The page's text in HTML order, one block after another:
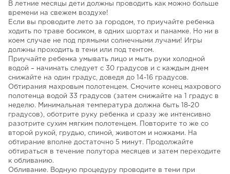
В летние месяцы дети должны проводить как можно больше
времени на свежем воздухе!
Если вы проводите лето за городом, то приучайте ребенка
ходить по траве босиком, в одних шортах и панамке. Но ни в
коем случае не под прямыми солнечными лучами! Игры
должны проходить в тени или под тентом.
Приучайте ребенка умывать лицо и мыть руки холодной
водой – начинать следует с 30 градусов и с каждым днем
снижайте на один градус, доведя до 14-16 градусов.
Обтирания махровым полотенцем. Смочите конец махрового
полотенца водой 33 градусов (затем снижайте на 1 градус в
неделю. Минимальная температура должна быть 18-20
градусов), оботрите руку ребенка и сразу же интенсивно
разотрите сухим мягким полотенцем. Повторите то же со
второй рукой, грудью, спиной, животом и ножками. На
обтирание вполне достаточно 5 минут. Продолжайте
обтираться в течение полутора месяцев и затем переходите
к обливанию.
Обливание. Водную процедуру проводите в тени при